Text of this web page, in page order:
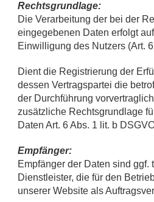
Rechtsgrundlage:
Die Verarbeitung der bei der
eingegebenen Daten erfolgt
Einwilligung des Nutzers (Art.
Dient die Registrierung der
dessen Vertragspartei die
der Durchführung
zusätzliche Rechtsgrundlage
Daten Art. 6 Abs. 1 lit. b
Empfänger:
Empfänger der Daten sind ggf.
Dienstleister, die für den
unserer Website als